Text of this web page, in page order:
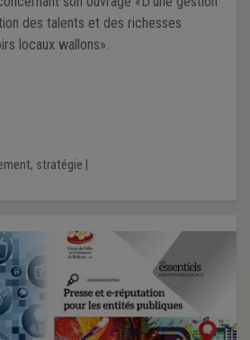
des talents et des richesses
locaux wallons».
stratégie